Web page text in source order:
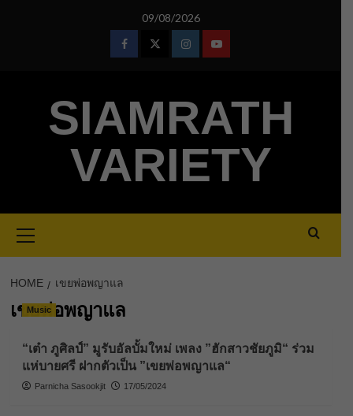
09/08/2026
FacebookTwitterInstagramYoutube
SIAMRATH
VARIETY
Menu
HOME เขยพ่อพญาแล
เขยพ่อพญาแล
Music
“เต๋า ภูศิลป์” มูรับอัลบั้มใหม่ เพลง ”ฮักสาวชัยภูมิ“ ร่วม
แห่บายศรี ฝากตัวเป็น ”เขยพ่อพญาแล“
Parnicha Sasookjit 17/05/2024